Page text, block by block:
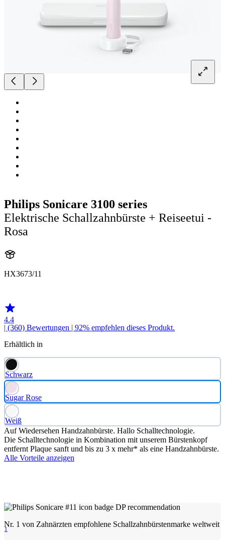
Philips Sonicare 3100 series
Elektrische Schallzahnbürste + Reiseetui -
Rosa
HX3673/11
4.4
| (360) Bewertungen | 92% empfehlen dieses Produkt.
Erhältlich in
Schwarz
Sugar Rose
Weiß
Auf Wiedersehen Handzahnbürste. Hallo Schalltechnologie.
Die Schalltechnologie in Kombination mit unserem Bürstenkopf
entfernt Plaque sanft und bis zu 3 x mehr* als eine Handzahnbürste.
Alle Vorteile anzeigen
Nr. 1 von Zahnärzten empfohlene Schallzahnbürstenmarke weltweit
1